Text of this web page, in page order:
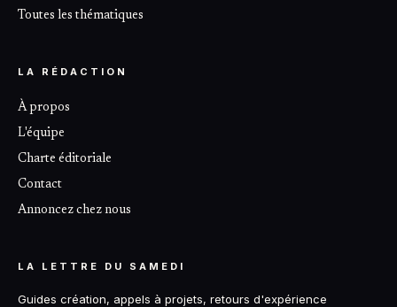
Toutes les thématiques
LA RÉDACTION
À propos
L'équipe
Charte éditoriale
Contact
Annoncez chez nous
LA LETTRE DU SAMEDI
Guides création, appels à projets, retours d'expérience